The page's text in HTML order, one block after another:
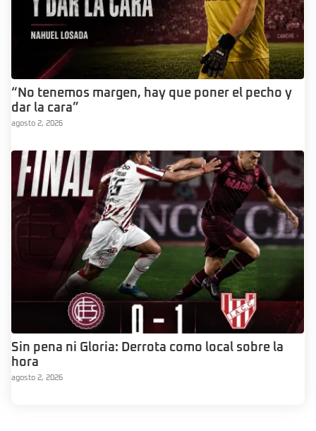
“No tenemos margen, hay que poner el pecho y
dar la cara”
agosto 2, 2026
Sin pena ni Gloria: Derrota como local sobre la
hora
agosto 2, 2026